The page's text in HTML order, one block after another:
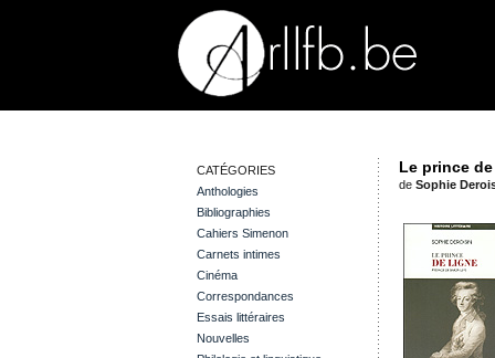
CATÉGORIES
Anthologies
Bibliographies
Cahiers Simenon
Carnets intimes
Cinéma
Correspondances
Essais littéraires
Nouvelles
Le prince
de Sophie